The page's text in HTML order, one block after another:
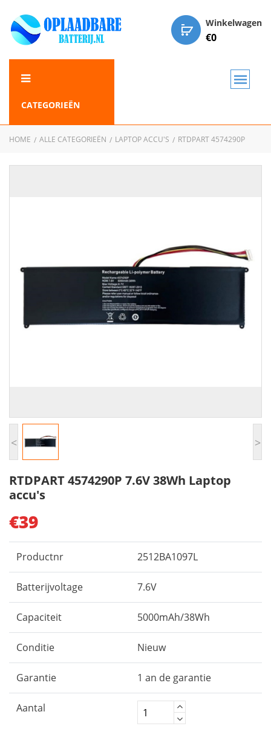
Winkelwagen
€0
CATEGORIEËN
HOME ALLE CATEGORIEËN LAPTOP ACCU'S RTDPART 4574290P
< >
RTDPART 4574290P 7.6V 38Wh Laptop
accu's
€39
Productnr 2512BA1097L
Batterijvoltage 7.6V
Capaciteit 5000mAh/38Wh
Conditie Nieuw
Garantie 1 an de garantie
Aantal